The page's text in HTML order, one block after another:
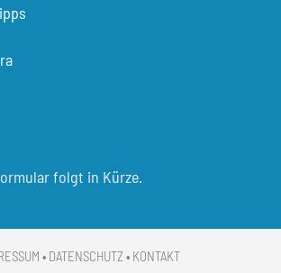
folgt in Kürze.
• DATENSCHUTZ• KONTAKT